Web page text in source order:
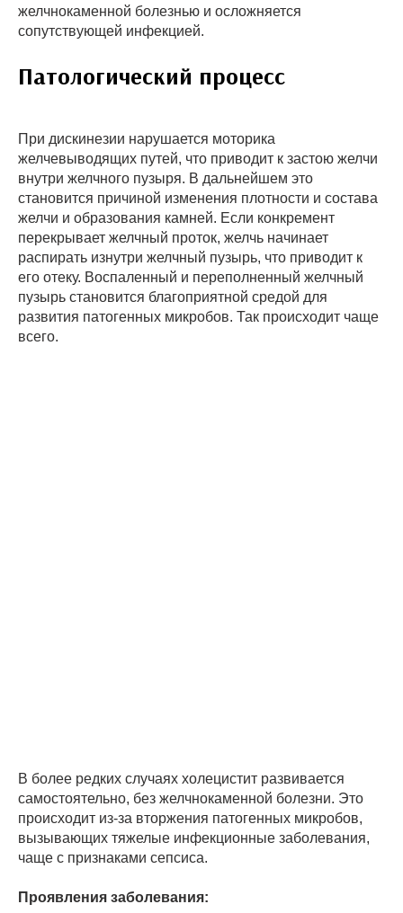
желчнокаменной болезнью и осложняется
сопутствующей инфекцией.
Патологический процесс
При дискинезии нарушается моторика
желчевыводящих путей, что приводит к застою желчи
внутри желчного пузыря. В дальнейшем это
становится причиной изменения плотности и состава
желчи и образования камней. Если конкремент
перекрывает желчный проток, желчь начинает
распирать изнутри желчный пузырь, что приводит к
его отеку. Воспаленный и переполненный желчный
пузырь становится благоприятной средой для
развития патогенных микробов. Так происходит чаще
всего.
В более редких случаях холецистит развивается
самостоятельно, без желчнокаменной болезни. Это
происходит из-за вторжения патогенных микробов,
вызывающих тяжелые инфекционные заболевания,
чаще с признаками сепсиса.
Проявления заболевания: